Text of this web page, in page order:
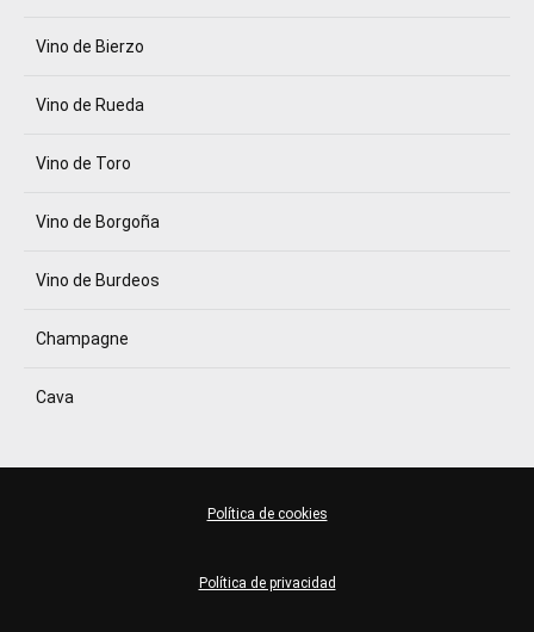
Vino de Bierzo
Vino de Rueda
Vino de Toro
Vino de Borgoña
Vino de Burdeos
Champagne
Cava
Política de privacidad
Política de cookies